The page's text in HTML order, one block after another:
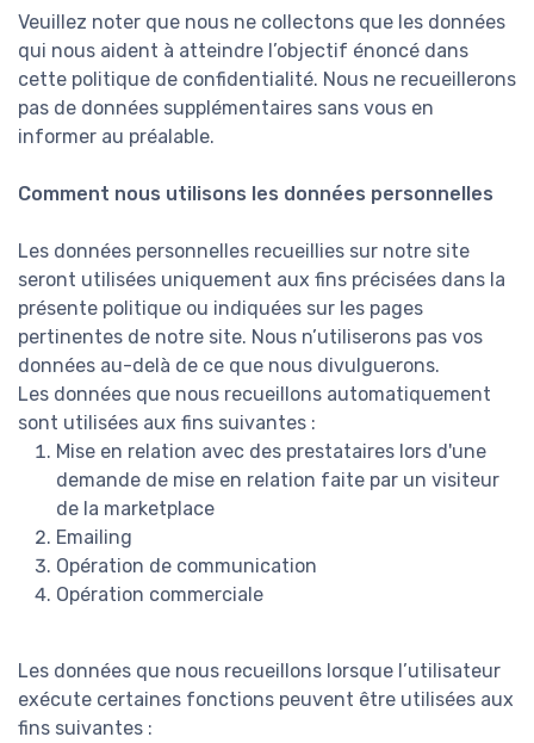
Veuillez noter que nous ne collectons que les données
qui nous aident à atteindre l’objectif énoncé dans
cette politique de confidentialité. Nous ne recueillerons
pas de données supplémentaires sans vous en
informer au préalable.
Comment nous utilisons les données personnelles
Les données personnelles recueillies sur notre site
seront utilisées uniquement aux fins précisées dans la
présente politique ou indiquées sur les pages
pertinentes de notre site. Nous n’utiliserons pas vos
données au-delà de ce que nous divulguerons.
Les données que nous recueillons automatiquement
sont utilisées aux fins suivantes :
Mise en relation avec des prestataires lors d'une
demande de mise en relation faite par un visiteur
de la marketplace
Emailing
Opération de communication
Opération commerciale
Les données que nous recueillons lorsque l’utilisateur
exécute certaines fonctions peuvent être utilisées aux
fins suivantes :